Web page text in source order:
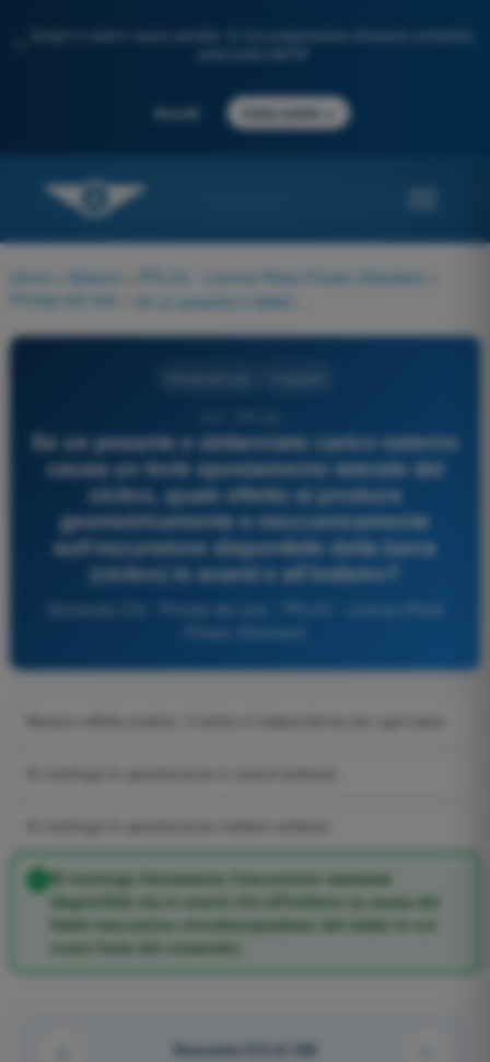
Scopri il nostro nuovo portale: la tua preparazione d'esame completa,
Accedi Inizia subito
Home Materie PPL(H) - Licenza Pilota Privato (Elicotteri)
Principi del volo
Se un pesante e sbilanciato carico esterno
causa un forte spostamento laterale del
ciclico, quale effetto si produce
geometricamente e meccanicamente
sull'escursione disponibile della barra
(ciclico) in avanti e all'indietro?
Si restringe fisicamente l'escursione massima
disponibile sia in avanti che all'indietro (a causa del
limite meccanico circolare/quadrato del telaio in cui
ruota l'asta del comando).
Domanda 313 di 320